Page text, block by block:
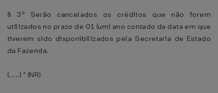
§ 3º Serão cancelados os créditos que não forem
utilizados no prazo de 01 (um) ano contado da data em que
tiverem sido disponibilizados pela Secretaria de Estado
da Fazenda.
(.....) " (NR)